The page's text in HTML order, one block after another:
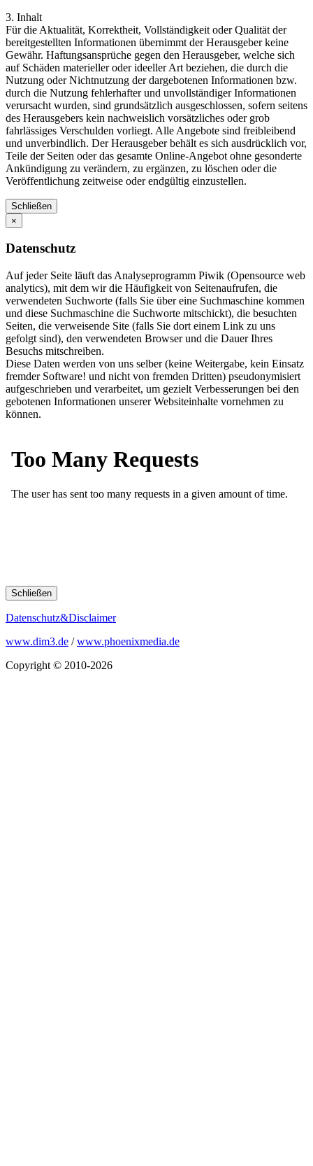
3. Inhalt
Für die Aktualität, Korrektheit, Vollständigkeit oder Qualität der
bereitgestellten Informationen übernimmt der Herausgeber keine
Gewähr. Haftungsansprüche gegen den Herausgeber, welche sich
auf Schäden materieller oder ideeller Art beziehen, die durch die
Nutzung oder Nichtnutzung der dargebotenen Informationen bzw.
durch die Nutzung fehlerhafter und unvollständiger Informationen
verursacht wurden, sind grundsätzlich ausgeschlossen, sofern seitens
des Herausgebers kein nachweislich vorsätzliches oder grob
fahrlässiges Verschulden vorliegt. Alle Angebote sind freibleibend
und unverbindlich. Der Herausgeber behält es sich ausdrücklich vor,
Teile der Seiten oder das gesamte Online-Angebot ohne gesonderte
Ankündigung zu verändern, zu ergänzen, zu löschen oder die
Veröffentlichung zeitweise oder endgültig einzustellen.
Schließen
×
Datenschutz
Auf jeder Seite läuft das Analyseprogramm Piwik (Opensource web
analytics), mit dem wir die Häufigkeit von Seitenaufrufen, die
verwendeten Suchworte (falls Sie über eine Suchmaschine kommen
und diese Suchmaschine die Suchworte mitschickt), die besuchten
Seiten, die verweisende Site (falls Sie dort einem Link zu uns
gefolgt sind), den verwendeten Browser und die Dauer Ihres
Besuchs mitschreiben.
Diese Daten werden von uns selber (keine Weitergabe, kein Einsatz
fremder Software! und nicht von fremden Dritten) pseudonymisiert
aufgeschrieben und verarbeitet, um gezielt Verbesserungen bei den
gebotenen Informationen unserer Websiteinhalte vornehmen zu
können.
Schließen
Datenschutz&Disclaimer
www.dim3.de /www.phoenixmedia.de
Copyright © 2010-2026